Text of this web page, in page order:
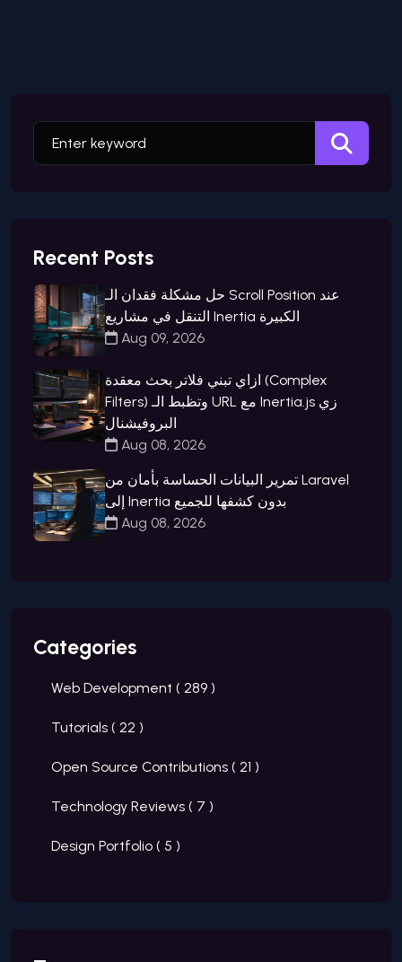
Recent Posts
حل مشكلة فقدان الـ Scroll Position عند
التنقل في مشاريع Inertia الكبيرة
Aug 09, 2026
ازاي تبني فلاتر بحث معقدة (Complex
Filters) وتظبط الـ URL مع Inertia.js زي
البروفيشنال
Aug 08, 2026
تمرير البيانات الحساسة بأمان من Laravel
إلى Inertia بدون كشفها للجميع
Aug 08, 2026
Categories
Web Development ( 289 )
Tutorials ( 22 )
Open Source Contributions ( 21 )
Technology Reviews ( 7 )
Design Portfolio ( 5 )